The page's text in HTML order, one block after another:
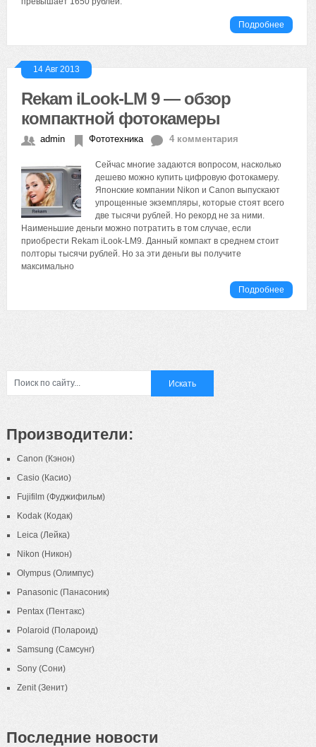
Подробнее
14 Авг 2013
Rekam iLook-LM 9 — обзор
компактной фотокамеры
admin Фототехника 4 комментария
Сейчас многие задаются вопросом, насколько
дешево можно купить цифровую фотокамеру.
Японские компании Nikon и Canon выпускают
упрощенные экземпляры, которые стоят всего
две тысячи рублей. Но рекорд не за ними.
Наименьшие деньги можно потратить в том случае, если
приобрести Rekam iLook-LM9. Данный компакт в среднем стоит
полторы тысячи рублей. Но за эти деньги вы получите
максимально
Подробнее
Производители:
Canon (Кэнон)
Casio (Касио)
Fujifilm (Фуджифильм)
Kodak (Кодак)
Leica (Лейка)
Nikon (Никон)
Olympus (Олимпус)
Panasonic (Панасоник)
Pentax (Пентакс)
Polaroid (Полароид)
Samsung (Самсунг)
Sony (Сони)
Zenit (Зенит)
Последние новости